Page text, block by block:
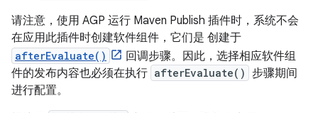
请注意，使用 AGP 运行 Maven Publish 插件时，系统不会
在应用此插件时创建软件组件，它们是 创建于
afterEvaluate()
回调步骤。因此，选择相应软件组
件的发布内容也必须在执行 afterEvaluate()
步骤期间
进行配置。